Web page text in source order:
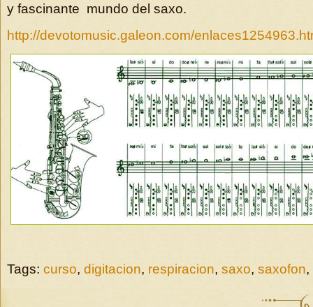
y fascinante mundo del saxo.
http://devotomusic.galeon.com/
Tags: curso, digitacion, respiracion, saxo, saxofon,